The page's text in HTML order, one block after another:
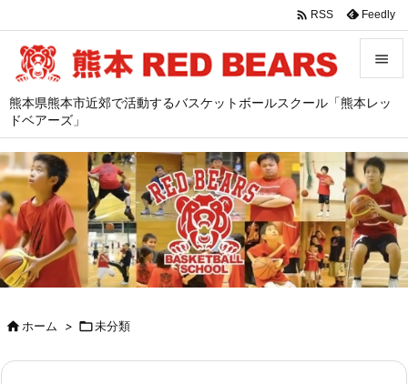
熊本県熊本市近郊で活動するバスケットボールスクール「熊本レッ
ドベアーズ」



サイド

前へ

次へ

 RSS Feedly
ホーム > 未分類